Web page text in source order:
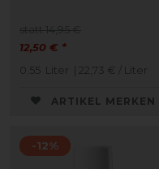
12,50 € *
0.55 Liter | 22,73 € / Liter
ARTIKEL MERKEN
-12%